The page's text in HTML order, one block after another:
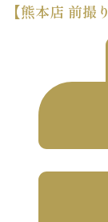
【熊本店 前撮